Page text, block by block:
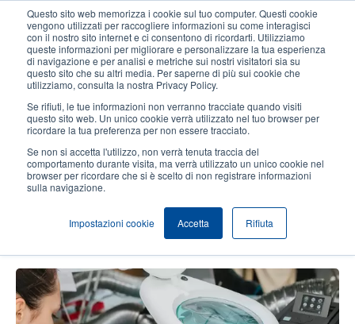
Questo sito web memorizza i cookie sul tuo computer. Questi cookie
vengono utilizzati per raccogliere informazioni su come interagisci
con il nostro sito internet e ci consentono di ricordarti. Utilizziamo
queste informazioni per migliorare e personalizzare la tua esperienza
di navigazione e per analisi e metriche sui nostri visitatori sia su
questo sito che su altri media. Per saperne di più sui cookie che
utilizziamo, consulta la nostra Privacy Policy.
Se rifiuti, le tue informazioni non verranno tracciate quando visiti
questo sito web. Un unico cookie verrà utilizzato nel tuo browser per
ricordare la tua preferenza per non essere tracciato.
Se non si accetta l'utilizzo, non verrà tenuta traccia del
comportamento durante visita, ma verrà utilizzato un unico cookie nel
browser per ricordare che si è scelto di non registrare informazioni
sulla navigazione.
Impostazioni cookie Accetta Rifiuta
contenuto
principale
User
account
User
Header
Seleziona Prodotti Contatto Vendite
I nostri prodotti e soluzioni sono versatili e si intersecano in molti settori e
saperne di più su come offriamo ai clienti soluzioni innovative per l'etichettatura
con codici a barre.
Temi